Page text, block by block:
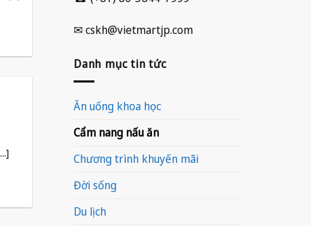
✉ cskh@vietmartjp.com
Danh mục tin tức
Ăn uống khoa học
Cẩm nang nấu ăn
Chương trình khuyến mãi
Đời sống
Du lịch